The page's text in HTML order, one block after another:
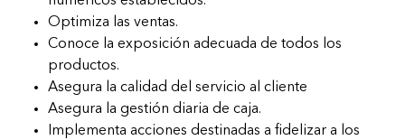
Optimiza las ventas.
Conoce la exposición adecuada de todos los
productos.
Asegura la calidad del servicio al cliente
Asegura la gestión diaria de caja.
Implementa acciones destinadas a fidelizar a los